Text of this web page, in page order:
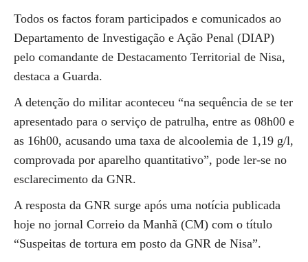
Todos os factos foram participados e comunicados ao
Departamento de Investigação e Ação Penal (DIAP)
pelo comandante de Destacamento Territorial de Nisa,
destaca a Guarda.
A detenção do militar aconteceu “na sequência de se ter
apresentado para o serviço de patrulha, entre as 08h00 e
as 16h00, acusando uma taxa de alcoolemia de 1,19 g/l,
comprovada por aparelho quantitativo”, pode ler-se no
esclarecimento da GNR.
A resposta da GNR surge após uma notícia publicada
hoje no jornal Correio da Manhã (CM) com o título
“Suspeitas de tortura em posto da GNR de Nisa”.